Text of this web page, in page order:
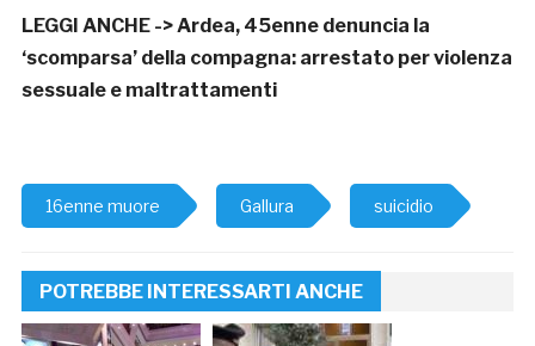
LEGGI ANCHE ->Ardea, 45enne denuncia la
‘scomparsa’ della compagna: arrestato per violenza
sessuale e maltrattamenti
16enne muore Gallura suicidio
POTREBBE INTERESSARTI ANCHE